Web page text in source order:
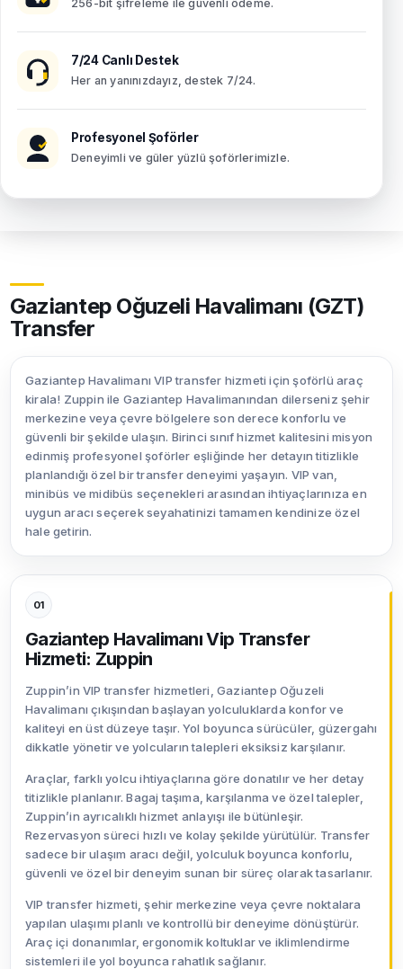
256-bit şifreleme ile güvenli ödeme.
7/24 Canlı Destek
Her an yanınızdayız, destek 7/24.
Profesyonel Şoförler
Deneyimli ve güler yüzlü şoförlerimizle.
Gaziantep Oğuzeli Havalimanı (GZT)
Transfer
Gaziantep Havalimanı VIP transfer hizmeti için şoförlü araç
kirala! Zuppin ile Gaziantep Havalimanından dilerseniz şehir
merkezine veya çevre bölgelere son derece konforlu ve
güvenli bir şekilde ulaşın. Birinci sınıf hizmet kalitesini misyon
edinmiş profesyonel şoförler eşliğinde her detayın titizlikle
planlandığı özel bir transfer deneyimi yaşayın. VIP van,
minibüs ve midibüs seçenekleri arasından ihtiyaçlarınıza en
uygun aracı seçerek seyahatinizi tamamen kendinize özel
hale getirin.
01
Gaziantep Havalimanı Vip Transfer
Hizmeti: Zuppin
Zuppin’in VIP transfer hizmetleri, Gaziantep Oğuzeli
Havalimanı çıkışından başlayan yolculuklarda konfor ve
kaliteyi en üst düzeye taşır. Yol boyunca sürücüler, güzergahı
dikkatle yönetir ve yolcuların talepleri eksiksiz karşılanır.
Araçlar, farklı yolcu ihtiyaçlarına göre donatılır ve her detay
titizlikle planlanır. Bagaj taşıma, karşılanma ve özel talepler,
Zuppin’in ayrıcalıklı hizmet anlayışı ile bütünleşir.
Rezervasyon süreci hızlı ve kolay şekilde yürütülür. Transfer
sadece bir ulaşım aracı değil, yolculuk boyunca konforlu,
güvenli ve özel bir deneyim sunan bir süreç olarak tasarlanır.
VIP transfer hizmeti, şehir merkezine veya çevre noktalara
yapılan ulaşımı planlı ve kontrollü bir deneyime dönüştürür.
Araç içi donanımlar, ergonomik koltuklar ve iklimlendirme
sistemleri ile yol boyunca rahatlık sağlanır.